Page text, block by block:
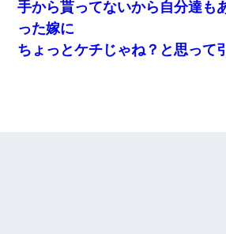
手から貰ってないから自分達も
った嫁に
ちょっとケチじゃね？と思って